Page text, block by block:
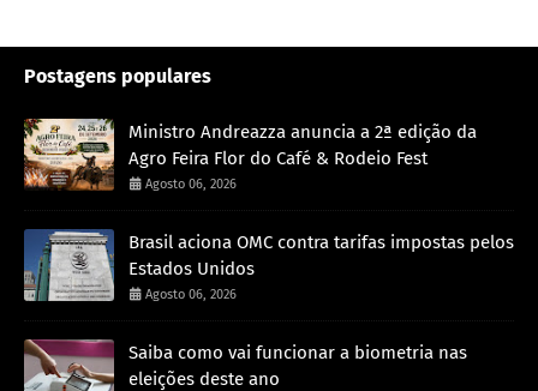
Postagens populares
Ministro Andreazza anuncia a 2ª edição da
Agro Feira Flor do Café & Rodeio Fest
Agosto 06, 2026
Brasil aciona OMC contra tarifas impostas pelos
Estados Unidos
Agosto 06, 2026
Saiba como vai funcionar a biometria nas
eleições deste ano